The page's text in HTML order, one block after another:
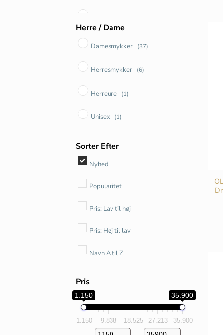
Nature (6)
Silver kollektionen
Sweet drops/spots
Vedhæng (12)
Herre / Dame
Damesmykker (37)
Herresmykker (6)
Herreure (1)
Unisex (1)
Sorter Efter
Nyhed
Popularitet
Pris: Lav til høj
Pris: Høj til lav
Navn A til Z
Pris
1.150 35.900
1.150 9.838 18.525 27.213 35.900